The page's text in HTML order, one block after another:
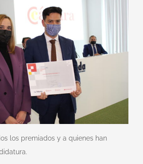
los premiados y a quienes han